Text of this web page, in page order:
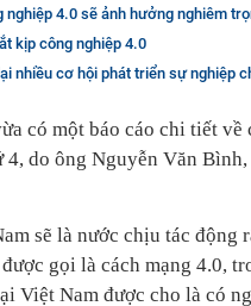
nghiệp 4.0 sẽ ảnh hưởng nghiêm
kịp công nghiệp 4.0
nhiều cơ hội phát triển sự nghiệp
có một báo cáo chi tiết
do ông Nguyễn Văn
sẽ là nước chịu tác động
gọi là cách mạng 4.0,
Việt Nam được cho là có